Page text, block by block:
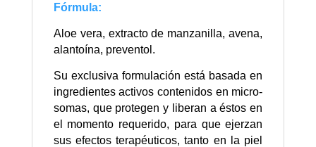
Fórmula:
Aloe vera, extracto de manzanilla, avena,
alantoína, preventol.
Su exclusiva formulación está basada en
ingredientes activos contenidos en micro­
somas, que protegen y liberan a éstos en
el momento requerido, para que ejerzan
sus efectos terapéuticos, tanto en la piel